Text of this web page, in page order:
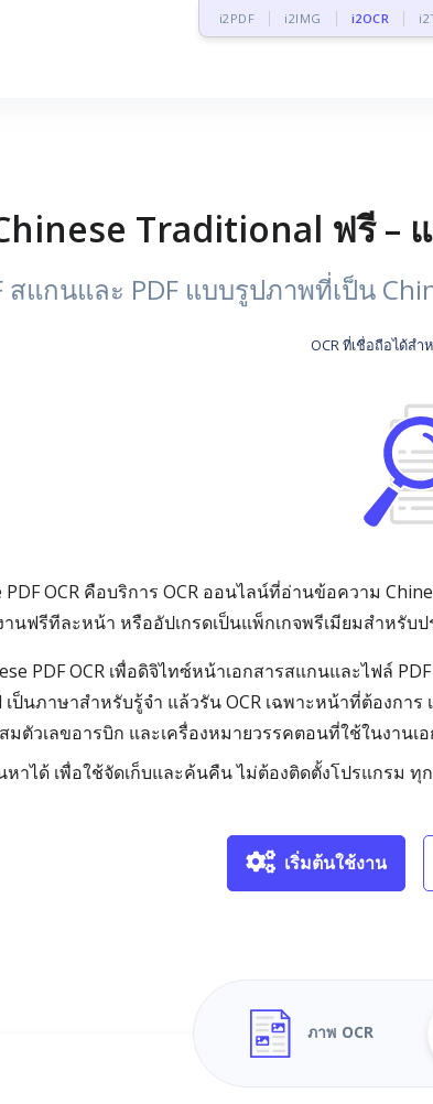
i2PDF i2IMG i2OCR
Traditional ฟรี –
สแกนและ PDF แบบรูปภาพที่เป็น
OCR ที่เชื่อถือได้สำ
OCR คือบริการ OCR ออนไลน์ที่อ่านข้อความ
นฟรีทีละหน้า หรืออัปเกรดเป็นแพ็กเกจพรีเมียมสำหรับ
PDF OCR เพื่อดิจิไทซ์หน้าเอกสารสแกนและไฟล์
ป็นภาษาสำหรับรู้จำ แล้วรัน OCR เฉพาะหน้าที่ต้องก
ตัวเลขอารบิก และเครื่องหมายวรรคตอนที่ใช้ในงาน
าได้ เพื่อใช้จัดเก็บและค้นคืน ไม่ต้องติดตั้งโปรแกรม ทุ
เริ่มต้นใช้งาน
ภาพ OCR